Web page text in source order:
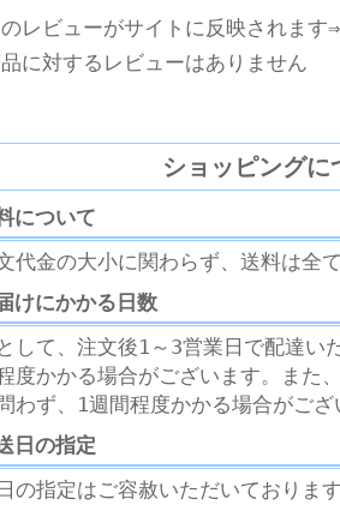
レビューがサイトに反映されま
に対するレビューはありません
ショッピングに
について
代金の大小に関わらず、送料は全
けにかかる日数
して、注文後1～3営業日で配達い
度かかる場合がございます。また
わず、1週間程度かかる場合がござ
日の指定
の指定はご容赦いただいておりま